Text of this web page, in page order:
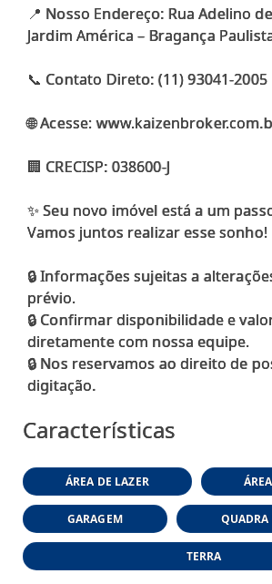
📍 Nosso Endereço: Rua Adelino
Jardim América – Bragança
📞 Contato Direto: (11) 93041-2005
🌐 Acesse:
🏢 CRECISP: 038600-J
✨ Seu novo imóvel está a um
Vamos juntos realizar esse sonho!
🔒 Informações sujeitas a
prévio.
🔒 Confirmar disponibilidade e
diretamente com nossa equipe.
🔒 Nos reservamos ao direito de
Características
ÁREA DE LAZER
GARAGEM QUADRA
TERRA